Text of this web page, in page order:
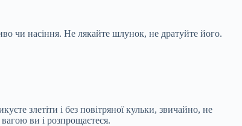
чи насіння. Не лякайте шлунок, не дратуйте його.
злетіти і без повітряної кульки, звичайно, не
ви і розпрощаєтеся.